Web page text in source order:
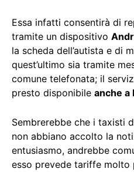
Essa infatti consentirà di
tramite un dispositivo
la scheda dell’autista e di
quest’ultimo sia tramite
comune telefonata; il
presto disponibile anche a
Sembrerebbe che i taxisti
non abbiano accolto la
entusiasmo, andrebbe
esso prevede tariffe molto